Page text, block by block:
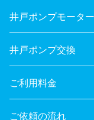
井戸ポンプモータ
井戸ポンプ交換
ご利用料金
ご依頼の流れ